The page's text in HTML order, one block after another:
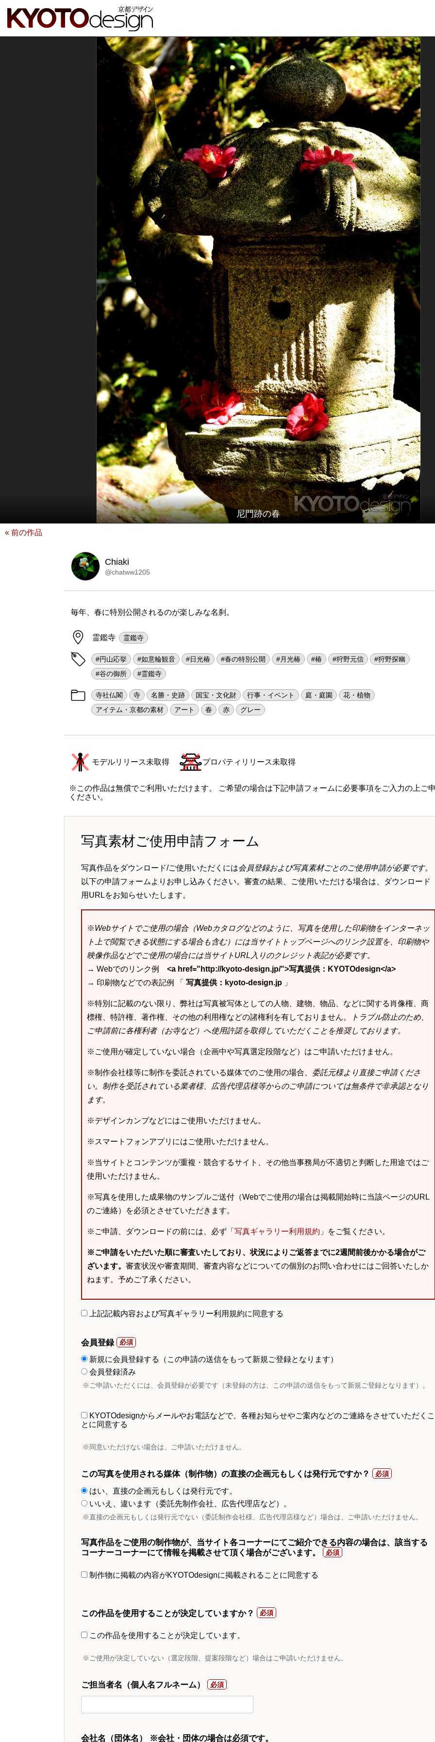
尼門跡の春
« 前の作品
Chiaki
@chatww1205
毎年、春に特別公開されるのが楽しみな名刹。
霊鑑寺 霊鑑寺
#円山応挙 #如意輪観音 #日光椿 #春の特別公開 #月光椿 #椿 #狩野元信
#狩野探幽
#谷の御所
#霊鑑寺
寺社仏閣 寺 名勝・史跡 国宝・文化財 行事・イベント 庭・庭園
花・植物
アイテム・京都の素材
アート 春 赤 グレー
モデルリリース未取得 プロパティリリース未取得
※この作品は無償でご利用いただけます。 ご希望の場合は下記申請フォームに必要事項をご入力の上ご
ください。
写真素材ご使用申請フォーム
写真作品をダウンロード/ご使用いただくには会員登録および写真素材ごとのご使用申請が必要です。
以下の申請フォームよりお申し込みください。審査の結果、ご使用いただける場合は、ダウンロード
用URLをお知らせいたします。
※Webサイトでご使用の場合（Webカタログなどのように、写真を使用した印刷物をインターネッ
ト上で閲覧できる状態にする場合も含む）には当サイトトップページへのリンク設置を、印刷物や
映像作品などでご使用の場合には当サイトURL入りのクレジット表記が必要です。
→ Webでのリンク例 <a href="http://kyoto-design.jp/">写真提供：KYOTOdesign</a>
→ 印刷物などでの表記例 「 写真提供：kyoto-design.jp 」
※特別に記載のない限り、弊社は写真被写体としての人物、建物、物品、などに関する肖像権、商
標権、特許権、著作権、その他の利用権などの諸権利を有しておりません。
トラブル防止のため、
ご申請前に各権利者（お寺など）へ使用許諾を取得していただくことを推奨しております。
※ご使用が確定していない場合（企画中や写真選定段階など）はご申請いただけません。
※制作会社様等に制作を委託されている媒体でのご使用の場合、 委託元様より直接ご申請くださ
い。 制作を受託されている業者様、広告代理店様等からのご申請については無条件で非承認となり
ます。
※デザインカンプなどにはご使用いただけません。
※スマートフォンアプリにはご使用いただけません。
※当サイトとコンテンツが重複・競合するサイト、その他当事務局が不適切と判断した用途ではご
使用いただけません。
※写真を使用した成果物のサンプルご送付（Webでご使用の場合は掲載開始時に当該ページのURL
のご連絡）を必須とさせていただきます。
※ご申請、ダウンロードの前には、必ず「 写真ギャラリー利用規約 」をご覧ください。
※ご申請をいただいた順に審査いたしており、状況によりご返答までに2週間前後かかる場合がご
ざいます。 審査状況や審査期間、審査内容などについての個別のお問い合わせにはご回答いたしか
ねます。予めご了承ください。
上記記載内容および写真ギャラリー利用規約に同意する
会員登録
新規に会員登録する（この申請の送信をもって新規ご登録となります）
会員登録済み
※ご申請いただくには、会員登録が必要です（未登録の方は、この申請の送信をもって新規ご登録となります）。
KYOTOdesignからメールやお電話などで、各種お知らせやご案内などのご連絡をさせていただくこ
とに同意する
※同意いただけない場合は、ご申請いただけません。
この写真を使用される媒体（制作物）の直接の企画元もしくは発行元ですか？
はい、直接の企画元もしくは発行元です。
いいえ、違います（委託先制作会社、広告代理店など）。
※直接の企画元もしくは発行元でない（委託制作会社様、広告代理店様など）場合は、ご申請いただけません。
写真作品をご使用の制作物が、当サイト各コーナーにてご紹介できる内容の場合は、該当する
コーナーコーナーにて情報を掲載させて頂く場合がございます。
制作物に掲載の内容がKYOTOdesignに掲載されることに同意する
この作品を使用することが決定していますか？
この作品を使用することが決定しています。
※ご使用が決定していない（選定段階、提案段階など）場合はご申請いただけません。
ご担当者名（個人名フルネーム）
会社名（団体名） ※会社・団体の場合は必須です。